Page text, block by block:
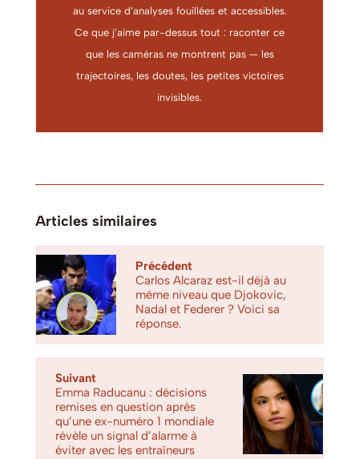
au service d’analyses fouillées et accessibles.
Ce que j’aime par-dessus tout : raconter ce
que les caméras ne montrent pas — les
trajectoires, les doutes, les petites victoires
invisibles.
Articles similaires
Précédent
Carlos Alcaraz est-il déjà au
même niveau que Djokovic,
Nadal et Federer ? Voici sa
réponse.
Suivant
Emma Raducanu : décisions
remises en question après
qu’une ex-numéro 1 mondiale
révèle un signal d’alarme à
éviter avec les entraîneurs